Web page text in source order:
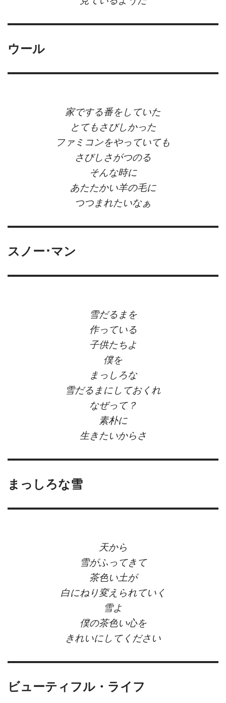
ウール
家でする番をしていた
とてもさびしかった
ファミコンをやっていても
さびしさがつのる
そんな時に
あたたかい羊の毛に
つつまれたいなぁ
スノー･マン
雪だるまを
作っている
子供たちよ
僕を
まっしろな
雪だるまにしておくれ
なぜって？
素朴に
生きたいからさ
まっしろな雪
天から
雪がふってきて
茶色い土が
白にねり変えられていく
雪よ
僕の茶色い心を
きれいにしてください
ビューティフル・ライフ